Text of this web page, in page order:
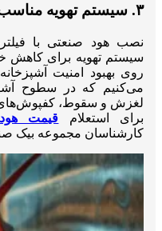
۳. سیستم تهویه مناسب و کفپوش ضد لغزش
نصب هود صنعتی با
سیستم تهویه برای کاهش
روی بهبود امنیت
می‌کنیم که در سطوح
لغزش و سقوط، کفپوش‌های
برای استعلام قیمت
کارشناسان مجموعه بیک